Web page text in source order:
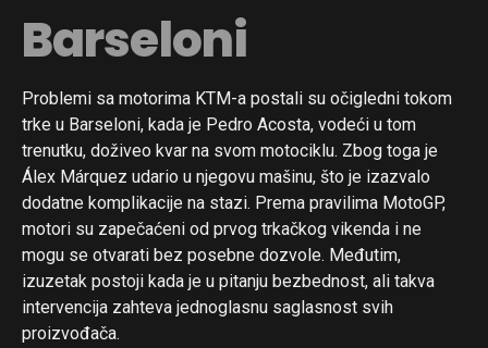
Barseloni
Problemi sa motorima KTM-a postali su očigledni tokom
trke u Barseloni, kada je Pedro Acosta, vodeći u tom
trenutku, doživeo kvar na svom motociklu. Zbog toga je
Álex Márquez udario u njegovu mašinu, što je izazvalo
dodatne komplikacije na stazi. Prema pravilima MotoGP,
motori su zapečaćeni od prvog trkačkog vikenda i ne
mogu se otvarati bez posebne dozvole. Međutim,
izuzetak postoji kada je u pitanju bezbednost, ali takva
intervencija zahteva jednoglasnu saglasnost svih
proizvođača.